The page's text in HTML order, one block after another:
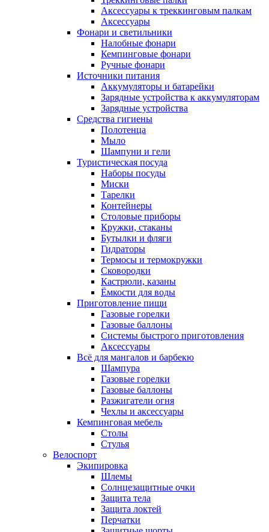
Аксессуары к треккинговым палкам
Аксессуары
Фонари и светильники
Налобные фонари
Кемпинговые фонари
Ручные фонари
Источники питания
Аккумуляторы и батарейки
Зарядные устройства к аккумуляторам
Зарядные устройства
Средства гигиены
Полотенца
Мыло
Шампуни и гели
Туристическая посуда
Наборы посуды
Миски
Тарелки
Контейнеры
Столовые приборы
Кружки, стаканы
Бутылки и фляги
Гидраторы
Термосы и термокружки
Сковородки
Кастрюли, казаны
Ёмкости для воды
Приготовление пищи
Газовые горелки
Газовые баллоны
Системы быстрого приготовления
Аксессуары
Всё для мангалов и барбекю
Шампура
Газовые горелки
Газовые баллоны
Разжигатели огня
Чехлы и аксессуары
Кемпинговая мебель
Столы
Стулья
Велоспорт
Экипировка
Шлемы
Солнцезащитные очки
Защита тела
Защита локтей
Перчатки